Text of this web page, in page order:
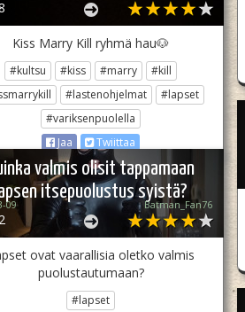
Kiss Marry Kill ryhmä hau🐶
#kultsu #kiss #marry
#kill
#lastenohjelmat
#lapset
#variksenpuolella
Jaa
Twiittaa
valmis olisit tappamaan
itsepuolustus syistä?
09 Batman_Fan76
ovat vaarallisia oletko valmis
puolustautumaan?
#lapset